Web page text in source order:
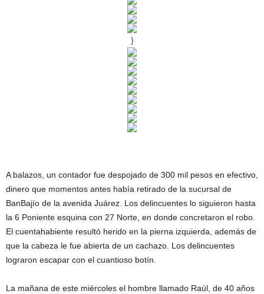
}
A balazos, un contador fue despojado de 300 mil pesos en efectivo,
dinero que momentos antes había retirado de la sucursal de
BanBajío de la avenida Juárez. Los delincuentes lo siguieron hasta
la 6 Poniente esquina con 27 Norte, en donde concretaron el robo.
El cuentahabiente resultó herido en la pierna izquierda, además de
que la cabeza le fue abierta de un cachazo. Los delincuentes
lograron escapar con el cuantioso botín.
La mañana de este miércoles el hombre llamado Raúl, de 40 años